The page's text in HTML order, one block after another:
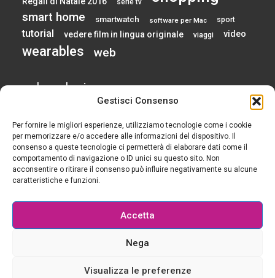
Gestisci Consenso
Per fornire le migliori esperienze, utilizziamo tecnologie come i cookie
per memorizzare e/o accedere alle informazioni del dispositivo. Il
consenso a queste tecnologie ci permetterà di elaborare dati come il
comportamento di navigazione o ID unici su questo sito. Non
acconsentire o ritirare il consenso può influire negativamente su alcune
caratteristiche e funzioni.
Accetta
Nega
Visualizza le preferenze
serie tv
smart home smartwatch software per Mac sport
tutorial vedere film in lingua originale viaggi video
wearables web
calendario
AGOSTO 2026
L M M G V S
1
2
10
11 12 13 14 15
16
20